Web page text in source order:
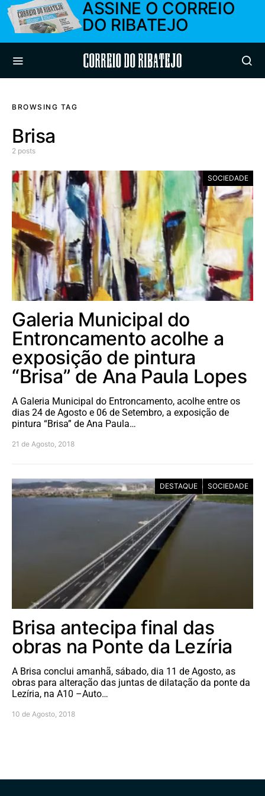
ASSINE O CORREIO
DO RIBATEJO
Correio do Ribatejo
BROWSING TAG
Brisa
2 posts
SOCIEDADE
Galeria Municipal do
Entroncamento acolhe a
exposição de pintura
“Brisa” de Ana Paula Lopes
A Galeria Municipal do Entroncamento, acolhe entre os
dias 24 de Agosto e 06 de Setembro, a exposição de
pintura “Brisa” de Ana Paula…
21 de Agosto, 2018
DESTAQUE SOCIEDADE
Brisa antecipa final das
obras na Ponte da Lezíria
A Brisa conclui amanhã, sábado, dia 11 de Agosto, as
obras para alteração das juntas de dilatação da ponte da
Lezíria, na A10 –Auto…
10 de Agosto, 2018